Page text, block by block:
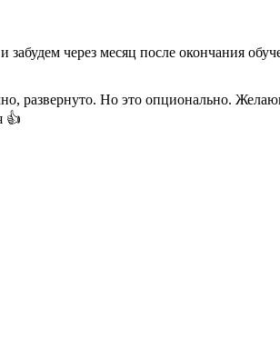
через месяц после окончания
развернуто. Но это опционально.
👍